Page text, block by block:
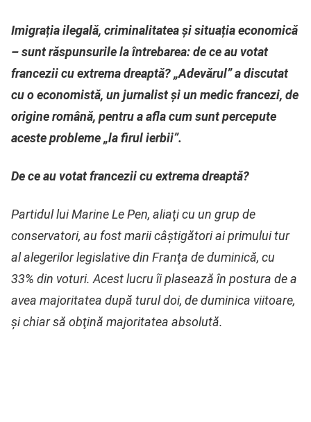
Imigrația ilegală, criminalitatea și situația economică
– sunt răspunsurile la întrebarea: de ce au votat
francezii cu extrema dreaptă? „Adevărul” a discutat
cu o economistă, un jurnalist și un medic francezi, de
origine română, pentru a afla cum sunt percepute
aceste probleme „la firul ierbii”.
De ce au votat francezii cu extrema dreaptă?
Partidul lui Marine Le Pen, aliaţi cu un grup de
conservatori, au fost marii câştigători ai primului tur
al alegerilor legislative din Franţa de duminică, cu
33% din voturi. Acest lucru îi plasează în postura de a
avea majoritatea după turul doi, de duminica viitoare,
şi chiar să obţină majoritatea absolută.